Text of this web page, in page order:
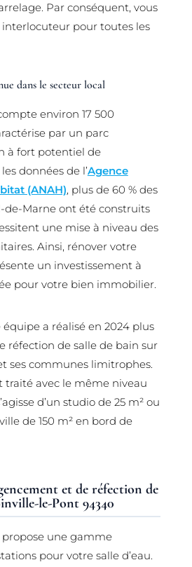
Par conséquent, vous
interlocuteur pour toutes les
dans le secteur local
environ 17 500
par un parc
à fort potentiel de
données de l’Agence
(ANAH), plus de 60 % des
de-Marne ont été construits
une mise à niveau des
Ainsi, rénover votre
un investissement à
pour votre bien immobilier.
a réalisé en 2024 plus
réfection de salle de bain sur
ses communes limitrophes.
traité avec le même niveau
d’un studio de 25 m² ou
de 150 m² en bord de
et de réfection de
le-Pont 94340
propose une gamme
pour votre salle d’eau.